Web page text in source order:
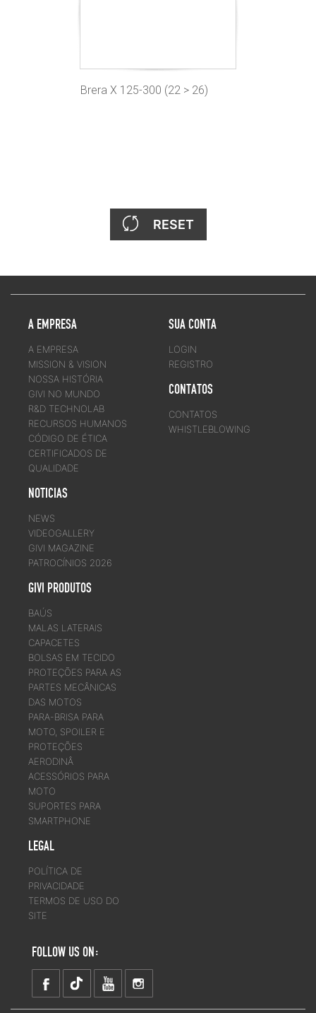
Brera X 125-300 (22 > 26)
RESET
A EMPRESA
A EMPRESA
MISSION & VISION
NOSSA HISTÓRIA
GIVI NO MUNDO
R&D TECHNOLAB
RECURSOS HUMANOS
CÓDIGO DE ÉTICA
CERTIFICADOS DE
QUALIDADE
NOTICIAS
NEWS
VIDEOGALLERY
GIVI MAGAZINE
PATROCÍNIOS 2026
GIVI PRODUTOS
BAÚS
MALAS LATERAIS
CAPACETES
BOLSAS EM TECIDO
PROTEÇÕES PARA AS
PARTES MECÂNICAS
DAS MOTOS
PARA-BRISA PARA
MOTO, SPOILER E
PROTEÇÕES
AERODINÂ
ACESSÓRIOS PARA
MOTO
SUPORTES PARA
SMARTPHONE
LEGAL
POLÍTICA DE
PRIVACIDADE
TERMOS DE USO DO
SITE
SUA CONTA
LOGIN
REGISTRO
CONTATOS
CONTATOS
WHISTLEBLOWING
FOLLOW US ON: